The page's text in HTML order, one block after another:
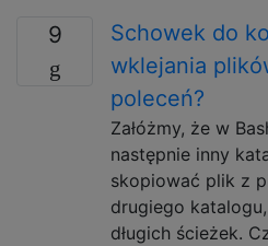
9
Schowek do
wklejania
poleceń?
Załóżmy, że w
następnie inny
skopiować plik z
drugiego
długich ścieżek.